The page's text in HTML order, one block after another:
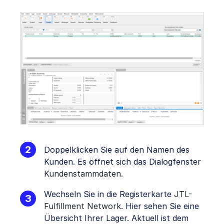
Doppelklicken Sie auf den Namen des
Kunden. Es öffnet sich das Dialogfenster
Kundenstammdaten.
Wechseln Sie in die Registerkarte JTL-
Fulfillment Network. Hier sehen Sie eine
Übersicht Ihrer Lager. Aktuell ist dem